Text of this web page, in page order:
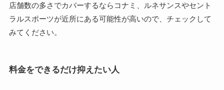
店舗数の多さでカバーするならコナミ、ルネサンスやセント
ラルスポーツが近所にある可能性が高いので、チェックして
みてください。
料金をできるだけ抑えたい人